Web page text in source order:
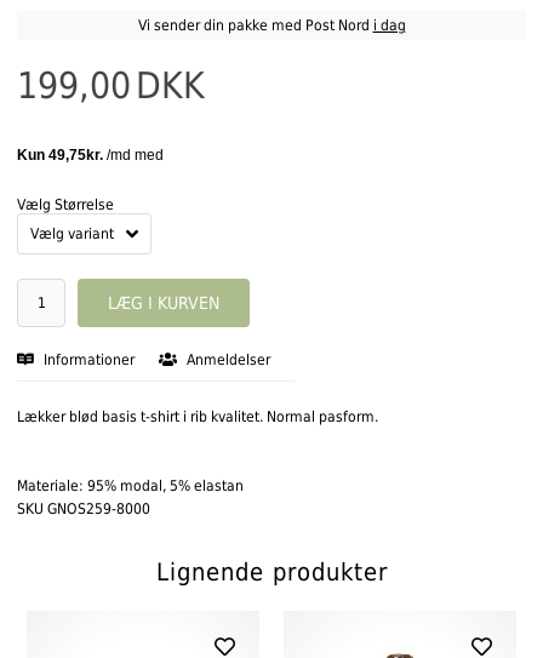
Vi sender din pakke med Post Nord i dag
199,00 DKK
Vælg Størrelse
Informationer Anmeldelser
Lækker blød basis t-shirt i rib kvalitet. Normal pasform.
Materiale: 95% modal, 5% elastan
SKU GNOS259-8000
Lignende produkter